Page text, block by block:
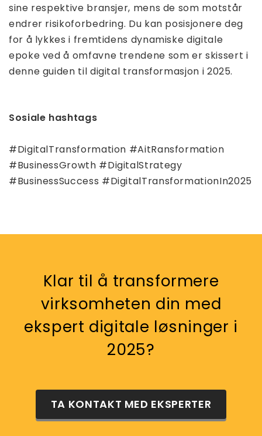
sine respektive bransjer, mens de som motstår
endrer risikoforbedring. Du kan posisjonere deg
for å lykkes i fremtidens dynamiske digitale
epoke ved å omfavne trendene som er skissert i
denne guiden til digital transformasjon i 2025.
Sosiale hashtags
#DigitalTransformation #AitRansformation
#BusinessGrowth #DigitalStrategy
#BusinessSuccess #DigitalTransformationIn2025
Klar til å transformere
virksomheten din med
ekspert digitale løsninger i
2025?
TA KONTAKT MED EKSPERTER